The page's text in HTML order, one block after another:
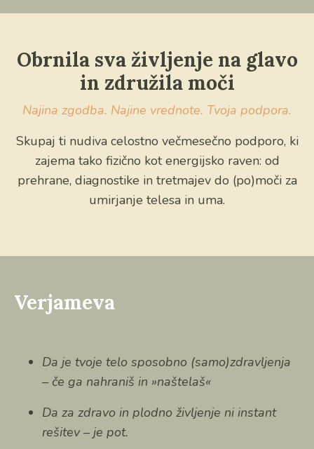
Obrnila sva življenje na glavo
in združila moči
Najina zgodba. Najine vrednote. Tvoja podpora.
Skupaj ti nudiva celostno večmesečno podporo, ki
zajema tako fizično kot energijsko raven: od
prehrane, diagnostike in tretmajev do (po)moči za
umirjanje telesa in uma.
Verjameva
Da je tvoje telo sposobno (samo)zdravljenja
– če ga nahraniš in »naštelaš«
Da za zdravo in plodno življenje ni instant
rešitev – je pot.